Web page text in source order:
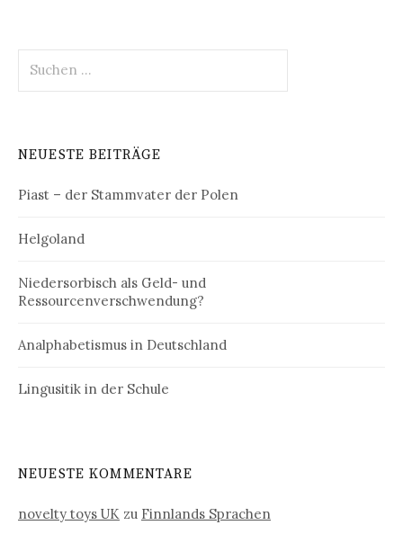
nach:
NEUESTE BEITRÄGE
Piast – der Stammvater der Polen
Helgoland
Niedersorbisch als Geld- und
Ressourcenverschwendung?
Analphabetismus in Deutschland
Lingusitik in der Schule
NEUESTE KOMMENTARE
novelty toys UK zu Finnlands Sprachen